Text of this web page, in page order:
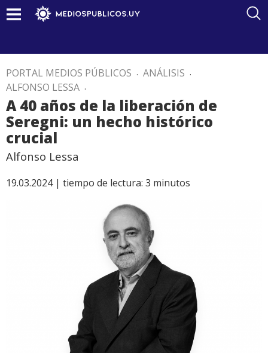
PORTAL MEDIOS PÚBLICOS . ANÁLISIS .
ALFONSO LESSA .
A 40 años de la liberación de
Seregni: un hecho histórico
crucial
Alfonso Lessa
19.03.2024 | tiempo de lectura: 3 minutos